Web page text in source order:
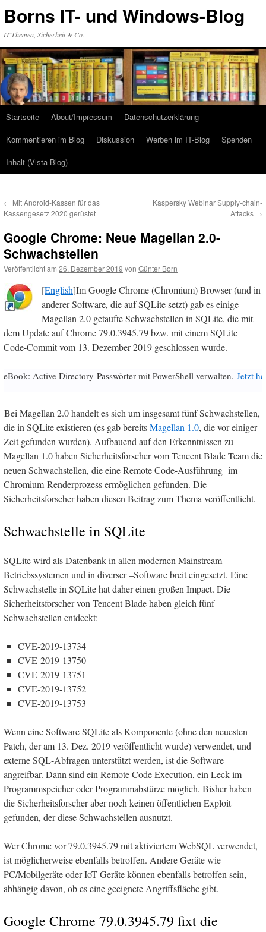
Inhalt
Borns IT- und Windows-Blog
IT-Themen, Sicherheit & Co.
Startseite About/Impressum
Datenschutzerklärung
Kommentieren im Blog
Diskussion Werben im IT-Blog
Spenden
Inhalt (Vista Blog)
← Mit Android-Kassen für das
Kassengesetz 2020 gerüstet
Kaspersky Webinar Supply-chain-
Attacks →
Google Chrome: Neue Magellan 2.0-
Schwachstellen
Veröffentlicht am 26. Dezember 2019 von Günter Born
[English]Im Google Chrome (Chromium) Browser (und in
anderer Software, die auf SQLite setzt) gab es einige
Magellan 2.0 getaufte Schwachstellen in SQLite, die mit
dem Update auf Chrome 79.0.3945.79 bzw. mit einem SQLite
Code-Commit vom 13. Dezember 2019 geschlossen wurde.
eBook: Active Directory-Passwörter mit PowerShell verwalten. Jetzt
Bei Magellan 2.0 handelt es sich um insgesamt fünf Schwachstellen,
die in SQLite existieren (es gab bereitsMagellan 1.0, die vor einiger
Zeit gefunden wurden). Aufbauend auf den Erkenntnissen zu
Magellan 1.0 haben Sicherheitsforscher vom Tencent Blade Team die
neuen Schwachstellen, die eine Remote Code-Ausführung im
Chromium-Renderprozess ermöglichen gefunden. Die
Sicherheitsforscher haben diesen Beitrag zum Thema veröffentlicht.
Schwachstelle in SQLite
SQLite wird als Datenbank in allen modernen Mainstream-
Betriebssystemen und in diverser –Software breit eingesetzt. Eine
Schwachstelle in SQLite hat daher einen großen Impact. Die
Sicherheitsforscher von Tencent Blade haben gleich fünf
Schwachstellen entdeckt:
CVE-2019-13734
CVE-2019-13750
CVE-2019-13751
CVE-2019-13752
CVE-2019-13753
Wenn eine Software SQLite als Komponente (ohne den neuesten
Patch, der am 13. Dez. 2019 veröffentlicht wurde) verwendet, und
externe SQL-Abfragen unterstützt werden, ist die Software
angreifbar. Dann sind ein Remote Code Execution, ein Leck im
Programmspeicher oder Programmabstürze möglich. Bisher haben
die Sicherheitsforscher aber noch keinen öffentlichen Exploit
gefunden, der diese Schwachstellen ausnutzt.
Wer Chrome vor 79.0.3945.79 mit aktiviertem WebSQL verwendet,
ist möglicherweise ebenfalls betroffen. Andere Geräte wie
PC/Mobilgeräte oder IoT-Geräte können ebenfalls betroffen sein,
abhängig davon, ob es eine geeignete Angriffsfläche gibt.
Google Chrome 79.0.3945.79 fixt die